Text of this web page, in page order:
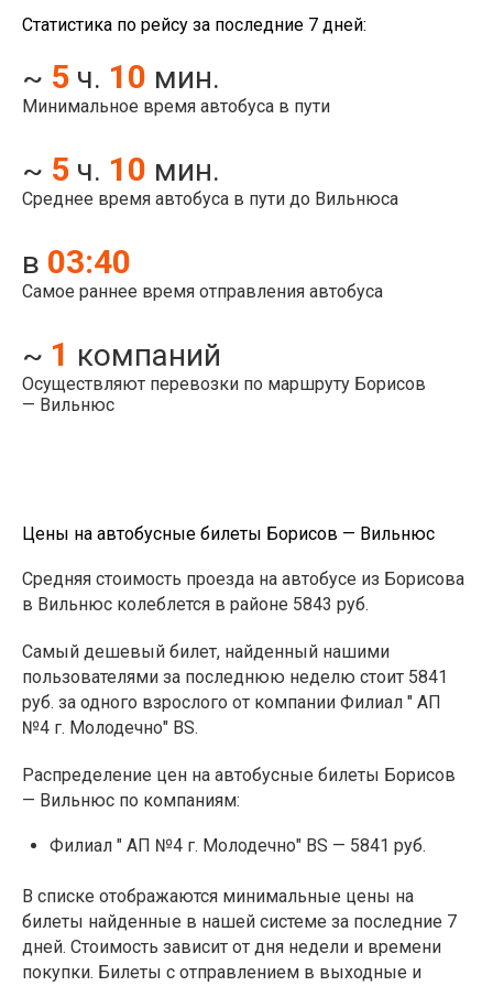
Статистика по рейсу за последние 7 дней:
~ 5 ч. 10 мин.
Минимальное время автобуса в пути
~ 5 ч. 10 мин.
Среднее время автобуса в пути до Вильнюса
в 03:40
Самое раннее время отправления автобуса
~ 1 компаний
Осуществляют перевозки по маршруту Борисов
— Вильнюс
Цены на автобусные билеты Борисов — Вильнюс
Средняя стоимость проезда на автобусе из Борисова
в Вильнюс колеблется в районе 5843 руб.
Самый дешевый билет, найденный нашими
пользователями за последнюю неделю стоит 5841
руб. за одного взрослого от компании Филиал " АП
№4 г. Молодечно" BS.
Распределение цен на автобусные билеты Борисов
— Вильнюс по компаниям:
Филиал " АП №4 г. Молодечно" BS — 5841 руб.
В списке отображаются минимальные цены на
билеты найденные в нашей системе за последние 7
дней. Стоимость зависит от дня недели и времени
покупки. Билеты с отправлением в выходные и